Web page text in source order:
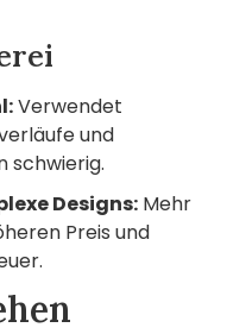
Verwendet
und
schwierig.
Designs: Mehr
Preis und